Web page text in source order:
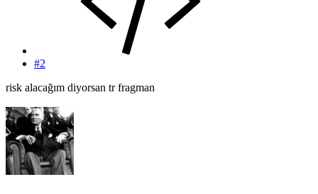
#2
risk alacağım diyorsan tr fragman